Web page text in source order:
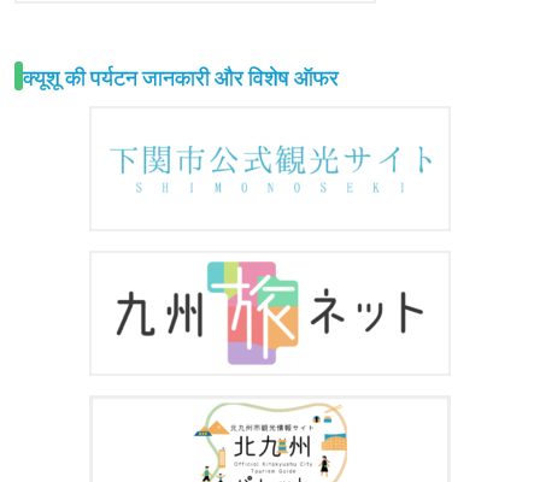
क्यूशू की पर्यटन जानकारी और विशेष ऑफर